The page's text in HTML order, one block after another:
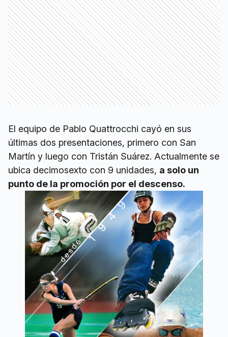
El equipo de Pablo Quattrocchi cayó en sus
últimas dos presentaciones, primero con San
Martín y luego con Tristán Suárez. Actualmente se
ubica decimosexto con 9 unidades, a solo un
punto de la promoción por el descenso.